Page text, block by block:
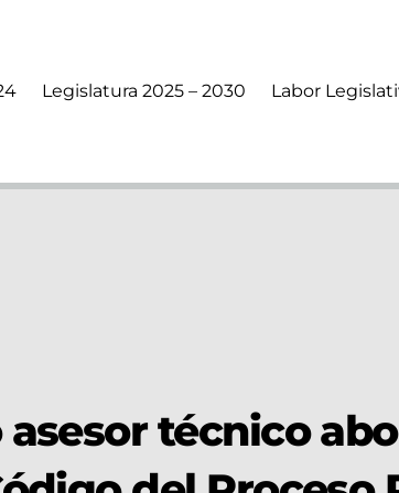
Legislatura 2025 – 2030 Labor
técnico